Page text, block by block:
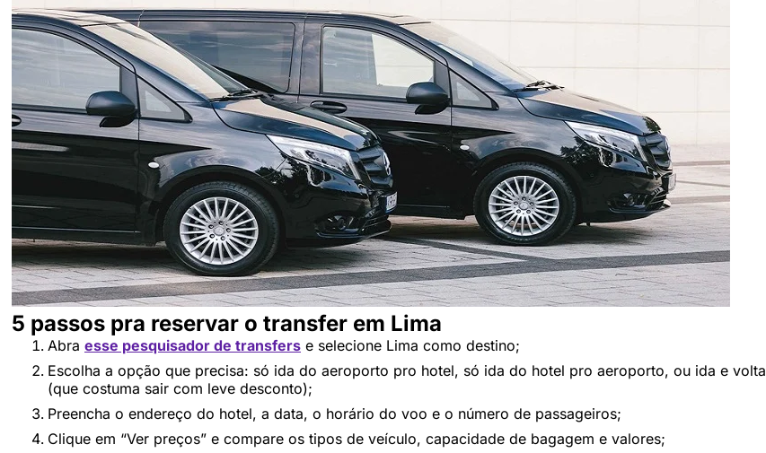
5 passos pra reservar o transfer em Lima
Abra esse pesquisador de transfers e selecione Lima como destino;
Escolha a opção que precisa: só ida do aeroporto pro hotel, só ida do hotel pro aeroporto, ou ida e volta
(que costuma sair com leve desconto);
Preencha o endereço do hotel, a data, o horário do voo e o número de passageiros;
Clique em “Ver preços” e compare os tipos de veículo, capacidade de bagagem e valores;